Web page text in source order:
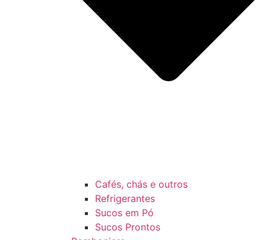
Cafés, chás e outros
Refrigerantes
Sucos em Pó
Sucos Prontos